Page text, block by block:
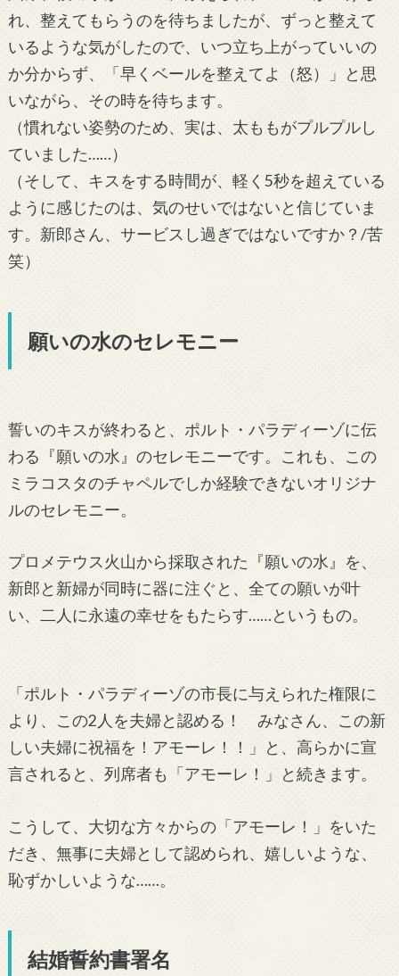
れ、整えてもらうのを待ちましたが、ずっと整えて
いるような気がしたので、いつ立ち上がっていいの
か分からず、「早くベールを整えてよ（怒）」と思
いながら、その時を待ちます。
（慣れない姿勢のため、実は、太ももがプルプルし
ていました……）
（そして、キスをする時間が、軽く5秒を超えている
ように感じたのは、気のせいではないと信じていま
す。新郎さん、サービスし過ぎではないですか？/苦
笑）
願いの水のセレモニー
誓いのキスが終わると、ポルト・パラディーゾに伝
わる『願いの水』のセレモニーです。これも、この
ミラコスタのチャペルでしか経験できないオリジナ
ルのセレモニー。
プロメテウス火山から採取された『願いの水』を、
新郎と新婦が同時に器に注ぐと、全ての願いが叶
い、二人に永遠の幸せをもたらす……というもの。
「ポルト・パラディーゾの市長に与えられた権限に
より、この2人を夫婦と認める！ みなさん、この新
しい夫婦に祝福を！アモーレ！！」と、高らかに宣
言されると、列席者も「アモーレ！」と続きます。
こうして、大切な方々からの「アモーレ！」をいた
だき、無事に夫婦として認められ、嬉しいような、
恥ずかしいような……。
結婚誓約書署名